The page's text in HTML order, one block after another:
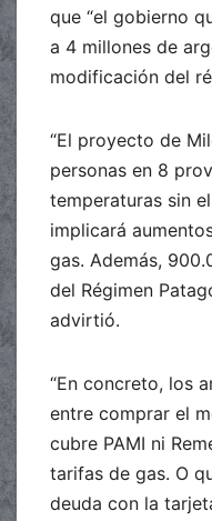
que “el gobierno
a 4 millones de
modificación del
“El proyecto de
personas en 8
temperaturas sin
implicará
gas. Además,
del Régimen
advirtió.
“En concreto, los
entre comprar el
cubre PAMI ni
tarifas de gas. O
deuda con la